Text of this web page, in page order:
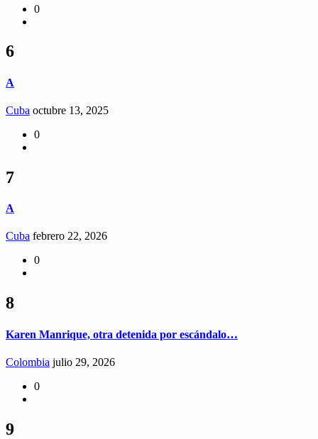
0
6
A
Cuba octubre 13, 2025
0
7
A
Cuba febrero 22, 2026
0
8
Karen Manrique, otra detenida por escándalo…
Colombia julio 29, 2026
0
9